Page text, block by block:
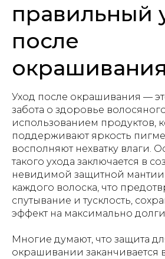
правильный
после
Уход после окрашивания —
забота о здоровье
использованием продуктов,
поддерживают яркость
восполняют нехватку влаги.
такого ухода заключается в
невидимой защитной мантии
каждого волоска, что
спутывание и тусклость,
эффект на максимально
Многие думают, что защита
окрашивании заканчивается